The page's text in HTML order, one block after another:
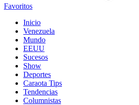
Favoritos
Inicio
Venezuela
Mundo
EEUU
Sucesos
Show
Deportes
Caraota Tips
Tendencias
Columnistas